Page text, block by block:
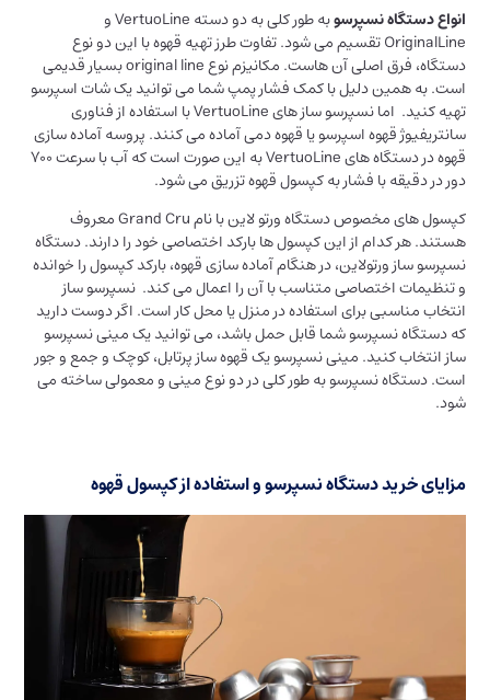
انواع دستگاه نسپرسو
به طور کلی به دو دسته VertuoLine و
OriginalLine تقسیم می شود. تفاوت طرز تهیه قهوه با این دو نوع
دستگاه، فرق اصلی آن هاست. مکانیزم نوع original line بسیار قدیمی
است. به همین دلیل با کمک فشار پمپ شما می توانید یک شات اسپرسو
تهیه کنید. اما نسپرسو ساز های VertuoLine با استفاده از فناوری
سانتریفیوژ قهوه اسپرسو یا قهوه دمی آماده می کنند. پروسه آماده سازی
قهوه در دستگاه های VertuoLine به این صورت است که آب با سرعت 700
دور در دقیقه با فشار به کپسول قهوه تزریق می شود.
کپسول های مخصوص دستگاه ورتو لاین با نام Grand Cru معروف
هستند. هر کدام از این کپسول ها بارکد اختصاصی خود را دارند. دستگاه
نسپرسو ساز ورتولاین، در هنگام آماده سازی قهوه، بارکد کپسول را خوانده
و تنظیمات اختصاصی متناسب با آن را اعمال می کند. نسپرسو ساز
انتخاب مناسبی برای استفاده در منزل یا محل کار است. اگر دوست دارید
که دستگاه نسپرسو شما قابل حمل باشد، می توانید یک مینی نسپرسو
ساز انتخاب کنید. مینی نسپرسو یک قهوه ساز پرتابل، کوچک و جمع و جور
است. دستگاه نسپرسو به طور کلی در دو نوع مینی و معمولی ساخته می
شود.
مزایای خرید دستگاه نسپرسو و استفاده از کپسول قهوه